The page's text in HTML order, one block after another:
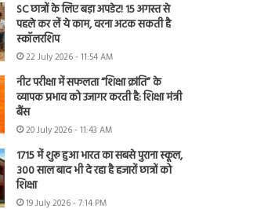
SC छात्रों के लिए बड़ा अपडेट! 15 अगस्त से
पहले कर लें ये काम, वरना अटक सकती है
स्कॉलरशिप
22 July 2026 - 11:54 AM
नीट परीक्षा में सफलता “शिक्षा क्रांति” के
व्यापक प्रभाव को उजागर करती है: शिक्षा मंत्री
बैंस
20 July 2026 - 11:43 AM
1715 में शुरू हुआ भारत का सबसे पुराना स्कूल,
300 साल बाद भी दे रहा है हजारों छात्रों को
शिक्षा
19 July 2026 - 7:14 PM